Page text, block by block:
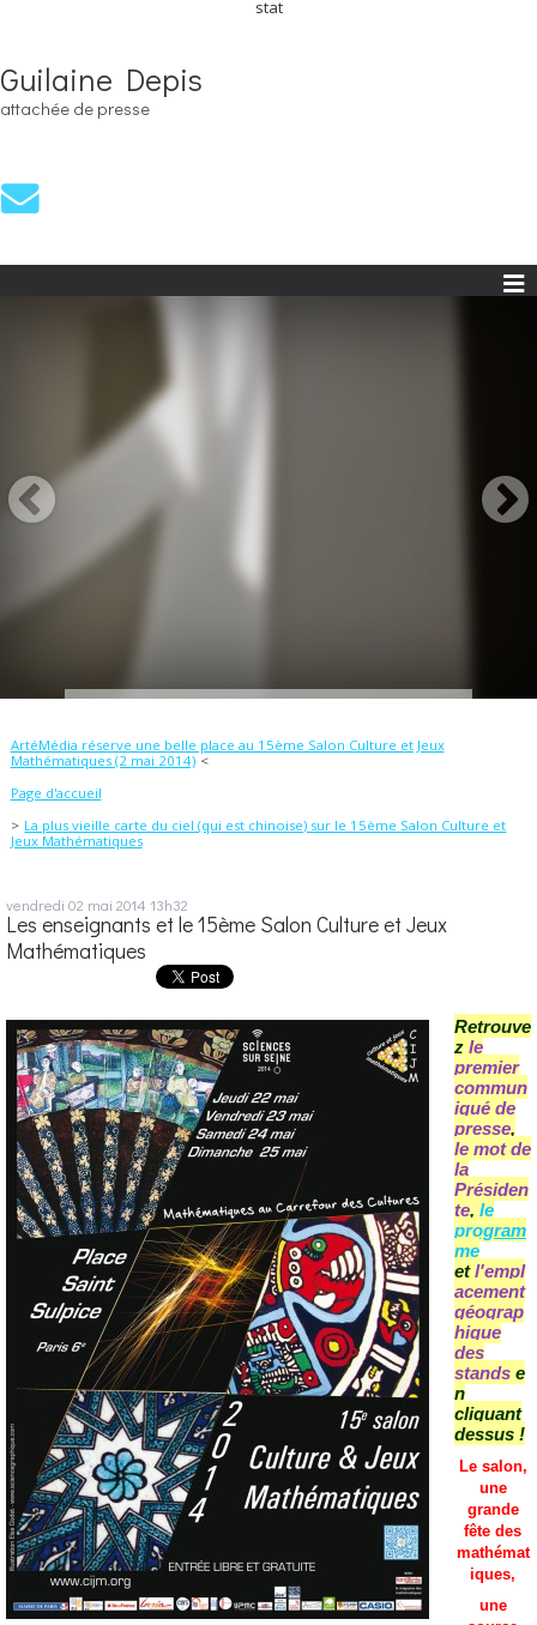
stat
Guilaine Depis
attachée de presse
ArtéMédia réserve une belle place au 15ème Salon Culture et Jeux
Mathématiques (2 mai 2014)
Page d'accueil
La plus vieille carte du ciel (qui est chinoise) sur le 15ème Salon Culture et
Jeux Mathématiques
vendredi 02 mai 2014 13h32
Les enseignants et le 15ème Salon Culture et Jeux
Mathématiques
Retrouve
z le
premier
commun
iqué de
presse,
le mot de
la
Présiden
te, le
program
me
etl'empl
acement
géograp
hique
des
stands e
n
cliquant
dessus !
Le salon,
une
grande
fête des
mathémat
iques,
une